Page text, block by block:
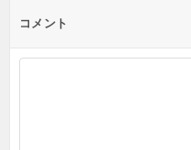
コメント